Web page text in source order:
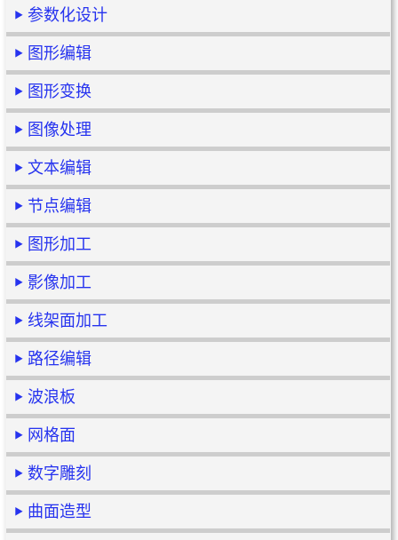
参数化设计
图形编辑
图形变换
图像处理
文本编辑
节点编辑
图形加工
影像加工
线架面加工
路径编辑
波浪板
网格面
数字雕刻
曲面造型